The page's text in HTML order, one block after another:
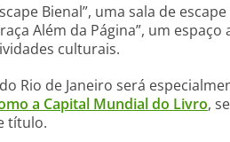
Bienal”, uma sala de
Além da Página”, um espaço
culturais.
Rio de Janeiro será
a Capital Mundial do Livro,
título.